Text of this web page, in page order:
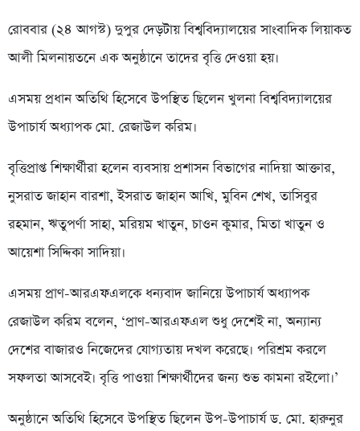
রোববার (২৪ আগস্ট) দুপুর দেড়টায় বিশ্ববিদ্যালয়ের সাংবাদিক লিয়াকত
আলী মিলনায়তনে এক অনুষ্ঠানে তাদের বৃত্তি দেওয়া হয়।
এসময় প্রধান অতিথি হিসেবে উপস্থিত ছিলেন খুলনা বিশ্ববিদ্যালয়ের
উপাচার্য অধ্যাপক মো. রেজাউল করিম।
বৃত্তিপ্রাপ্ত শিক্ষার্থীরা হলেন ব্যবসায় প্রশাসন বিভাগের নাদিয়া আক্তার,
নুসরাত জাহান বারশা, ইসরাত জাহান আখি, মুবিন শেখ, তাসিবুর
রহমান, ঋতুপর্ণা সাহা, মরিয়ম খাতুন, চাওন কুমার, মিতা খাতুন ও
আয়েশা সিদ্দিকা সাদিয়া।
এসময় প্রাণ-আরএফএলকে ধন্যবাদ জানিয়ে উপাচার্য অধ্যাপক
রেজাউল করিম বলেন, ‌‘প্রাণ-আরএফএল শুধু দেশেই না, অন্যান্য
দেশের বাজারও নিজেদের যোগ্যতায় দখল করেছে। পরিশ্রম করলে
সফলতা আসবেই। বৃত্তি পাওয়া শিক্ষার্থীদের জন্য শুভ কামনা রইলো।’
অনুষ্ঠানে অতিথি হিসেবে উপস্থিত ছিলেন উপ-উপাচার্য ড. মো. হারুনুর